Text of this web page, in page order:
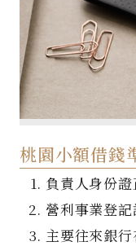
桃園小額借錢
負責人身份
營利事業登記
主要往來銀行